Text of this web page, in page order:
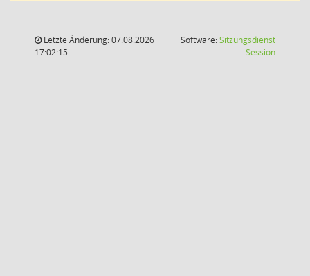
Letzte Änderung: 07.08.2026
17:02:15
Software:Sitzungsdienst
Session(Wird in